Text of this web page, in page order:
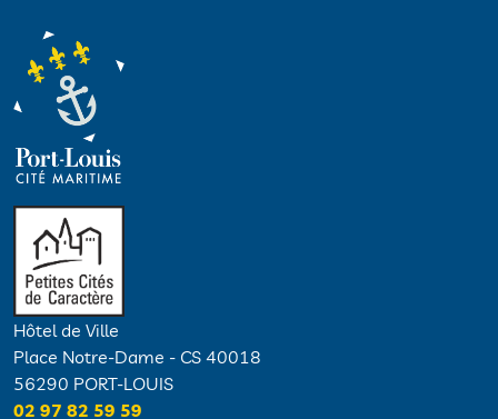
Hôtel de Ville
Place Notre-Dame - CS 40018
56290 PORT-LOUIS
02 97 82 59 59